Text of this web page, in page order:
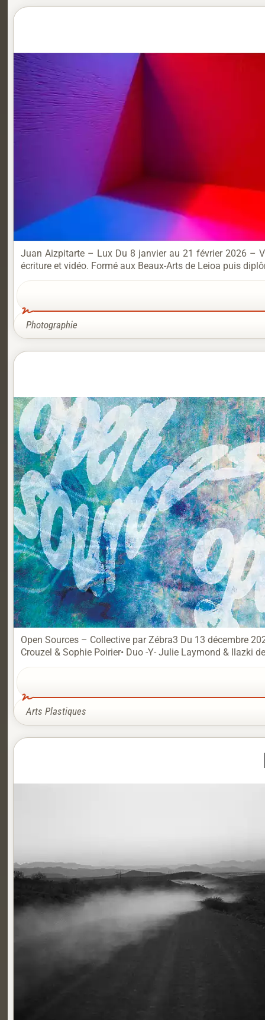
Juan Aizpitarte – Lux Du 8 janvier au 21 février 2026 –
écriture et vidéo. Formé aux Beaux-Arts de Leioa puis
Photographie
Open Sources – Collective par Zébra3 Du 13 décembre
Crouzel & Sophie Poirier• Duo -Y- Julie Laymond & Ilazki
Arts Plastiques